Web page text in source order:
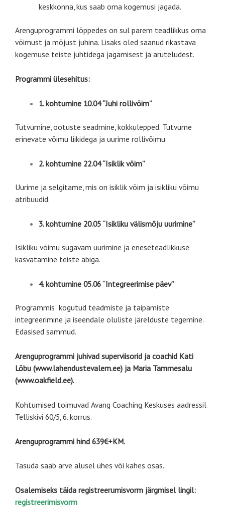
keskkonna, kus saab oma kogemusi jagada.
Arenguprogrammi lõppedes on sul parem teadlikkus oma
võimust ja mõjust juhina. Lisaks oled saanud rikastava
kogemuse teiste juhtidega jagamisest ja aruteludest.
Programmi ülesehitus:
1. kohtumine 10.04 “Juhi rollivõim”
Tutvumine, ootuste seadmine, kokkulepped. Tutvume
erinevate võimu liikidega ja uurime rollivõimu.
2. kohtumine 22.04 “Isiklik võim”
Uurime ja selgitame, mis on isiklik võim ja isikliku võimu
atribuudid.
3. kohtumine 20.05 “Isikliku välismõju uurimine”
Isikliku võimu sügavam uurimine ja eneseteadlikkuse
kasvatamine teiste abiga.
4. kohtumine 05.06 “Integreerimise päev”
Programmis kogutud teadmiste ja taipamiste
integreerimine ja iseendale oluliste järelduste tegemine.
Edasised sammud.
Arenguprogrammi juhivad superviisorid ja coachid Kati
Lõbu (www.lahendustevalem.ee) ja Maria Tammesalu
(www.oakfield.ee).
Kohtumised toimuvad Avang Coaching Keskuses aadressil
Telliskivi 60/5, 6. korrus.
Arenguprogrammi hind 639€+KM.
Tasuda saab arve alusel ühes või kahes osas.
Osalemiseks täida registreerumisvorm järgmisel lingil:
registreerimisvorm